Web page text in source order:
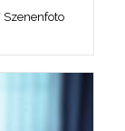
Szenenfoto